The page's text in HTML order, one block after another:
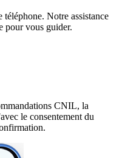
Notre assistance
pour vous guider.
CNIL, la
le consentement du